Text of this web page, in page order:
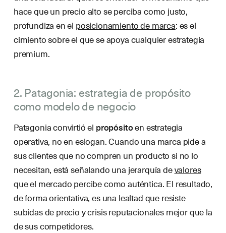
hace que un precio alto se perciba como justo,
profundiza en el posicionamiento de marca: es el
cimiento sobre el que se apoya cualquier estrategia
premium.
2. Patagonia: estrategia de propósito
como modelo de negocio
Patagonia convirtió el propósitoen estrategia
operativa, no en eslogan. Cuando una marca pide a
sus clientes que no compren un producto si no lo
necesitan, está señalando una jerarquía devalores
que el mercado percibe como auténtica. El resultado,
de forma orientativa, es una lealtad que resiste
subidas de precio y crisis reputacionales mejor que la
de sus competidores.